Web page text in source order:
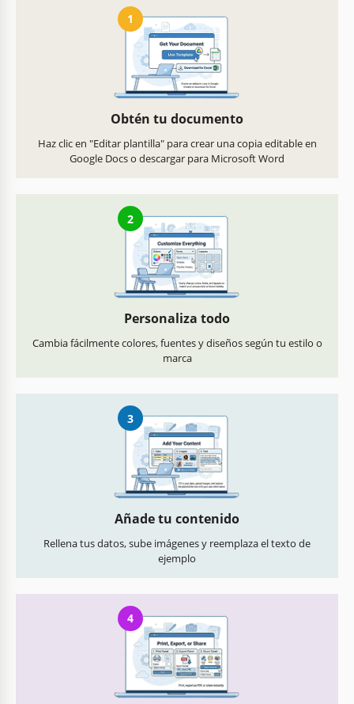
1
Obtén tu documento
Haz clic en "Editar plantilla" para crear una copia editable en
Google Docs o descargar para Microsoft Word
2
Personaliza todo
Cambia fácilmente colores, fuentes y diseños según tu estilo o
marca
3
Añade tu contenido
Rellena tus datos, sube imágenes y reemplaza el texto de
ejemplo
4